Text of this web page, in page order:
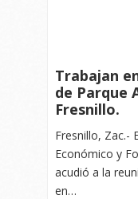
Trabajan
de Parque
Fresnillo.
Fresnillo, Zac.-
Económico y
acudió a la
en…